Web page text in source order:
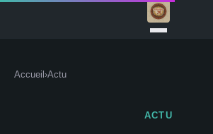
Accueil ›Actu
ACTU